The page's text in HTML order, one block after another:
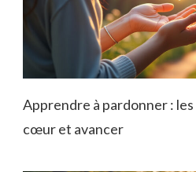
Apprendre à pardonner :
cœur et avancer